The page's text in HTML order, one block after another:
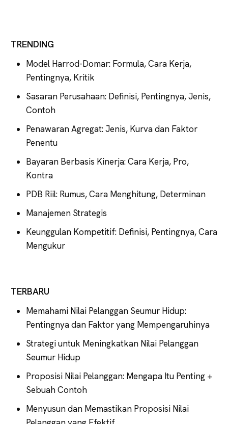
TRENDING
Model Harrod-Domar: Formula, Cara Kerja,
Pentingnya, Kritik
Sasaran Perusahaan: Definisi, Pentingnya, Jenis,
Contoh
Penawaran Agregat: Jenis, Kurva dan Faktor
Penentu
Bayaran Berbasis Kinerja: Cara Kerja, Pro,
Kontra
PDB Riil: Rumus, Cara Menghitung, Determinan
Manajemen Strategis
Keunggulan Kompetitif: Definisi, Pentingnya, Cara
Mengukur
TERBARU
Memahami Nilai Pelanggan Seumur Hidup:
Pentingnya dan Faktor yang Mempengaruhinya
Strategi untuk Meningkatkan Nilai Pelanggan
Seumur Hidup
Proposisi Nilai Pelanggan: Mengapa Itu Penting +
Sebuah Contoh
Menyusun dan Memastikan Proposisi Nilai